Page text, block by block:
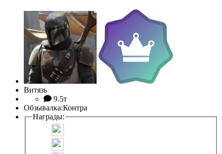
Витязь
9.5т
Обзывалка:Контра
Награды: